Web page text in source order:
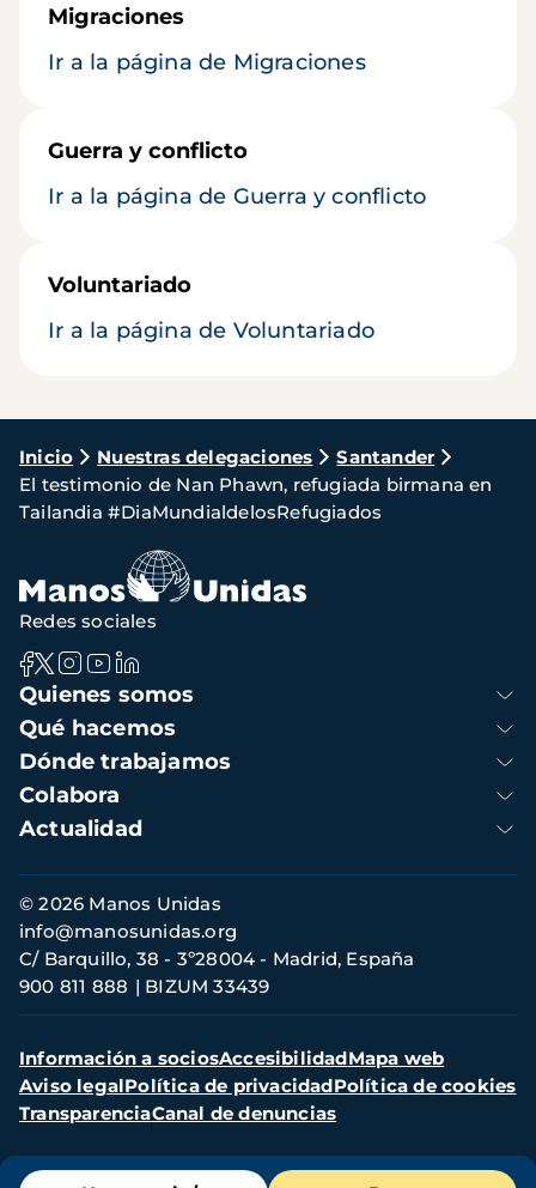
Migraciones
Ir a la página de Migraciones
Guerra y conflicto
Ir a la página de Guerra y conflicto
Voluntariado
Ir a la página de Voluntariado
Ruta
de
navegación
Inicio Nuestras delegaciones
Santander
El testimonio de Nan Phawn, refugiada birmana en
Tailandia #DiaMundialdelosRefugiados
Menú
Navegación
principal
Quienes somos
Qué hacemos
Dónde trabajamos
Colabora
Actualidad
Redes sociales
Información
de
contacto
© 2026 Manos Unidas
C/ Barquillo, 38 - 3º28004 - Madrid, España
900 811 888
BIZUM 33439
info@manosunidas.org
Menú
secundario
Información a sociosAccesibilidadMapa web
Aviso legalPolítica de privacidadPolítica de cookies
TransparenciaCanal de denuncias